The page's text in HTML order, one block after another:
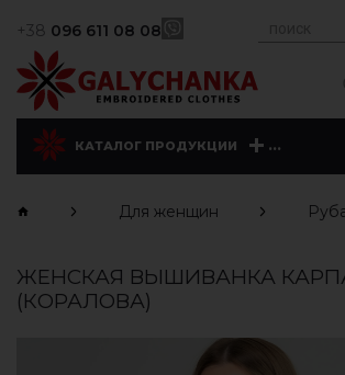
+38 096 611 08 08
КАТАЛОГ ПРОДУКЦИИ ...
Для женщин
ЖЕНСКАЯ ВЫШИВАНКА
(КОРАЛОВА)